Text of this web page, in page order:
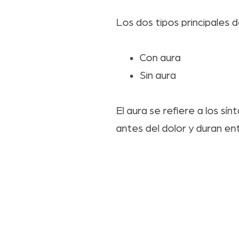
Los dos tipos principales
Con aura
Sin aura
El aura se refiere a los
antes del dolor y duran